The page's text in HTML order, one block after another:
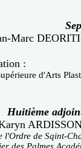
Marc
:
d'Arts
Huitième
l'Ordre de Sqint-